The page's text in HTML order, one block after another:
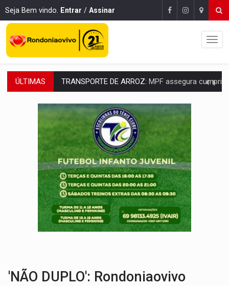
Seja Bem vindo. Entrar / Assinar
ÚLTIMAS DEEPFAKE:Sancionada lei contra violência sexual infantil na
COLEGIADO:Brasil e Rússia discutem energia nuclear, defesa e
URGENTE:Colisão entre caminhão e carro deixa quatro mortos e um em
ENCONTRO:Amazônia Negra ganha projeção nacional com participação de
PREVISÃO:Porto Velho tem chances de chuvas isoladas nesta
SINDICATOS UNIDOS:Assembleia Geral delibera greve da educação
PROCESSO SELETIVO:Rondoniaovivo abre oficina de Comunicação com
AGOSTO LILÁS:MPRO lança de portal e promove reflexão sobre trajetória da
'NÃO DUPLO': Rondoniaovivo